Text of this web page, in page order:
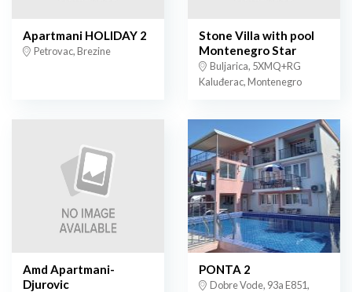
Apartmani HOLIDAY 2
Petrovac, Brezine
Stone Villa with pool
Montenegro Star
Buljarica, 5XMQ+RG
Kaluđerac, Montenegro
Amd Apartmani-
Djurovic
PONTA 2
Dobre Vode, 93a E851,